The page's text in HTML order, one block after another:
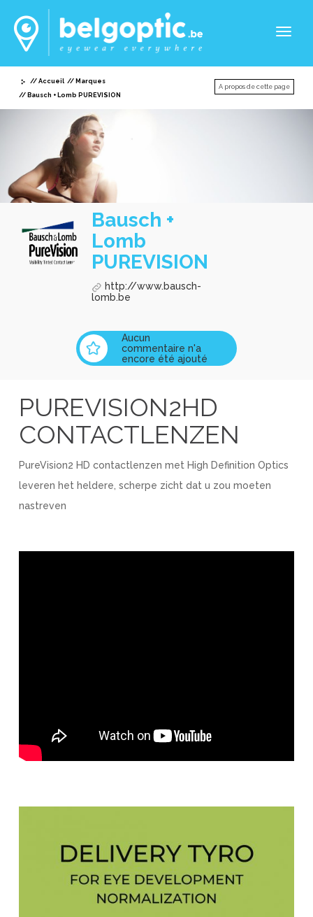
Accueil
Marques
Bausch + Lomb PUREVISION
A propos de cette page
Bausch +
Lomb
PUREVISION
http://www.bausch-
lomb.be
Aucun
commentaire n'a
encore été ajouté
PUREVISION2HD
CONTACTLENZEN
PureVision2 HD contactlenzen met High Definition Optics
leveren het heldere, scherpe zicht dat u zou moeten
nastreven